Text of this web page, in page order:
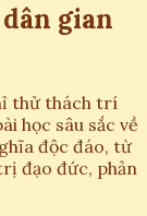
gian
thử thách trí
học sâu sắc về
độc đáo, từ
đạo đức, phản